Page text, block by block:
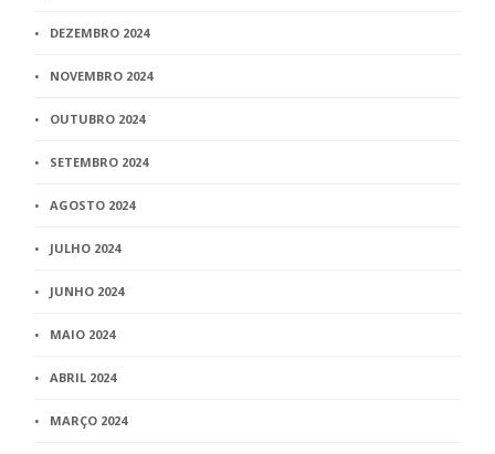
DEZEMBRO 2024
NOVEMBRO 2024
OUTUBRO 2024
SETEMBRO 2024
AGOSTO 2024
JULHO 2024
JUNHO 2024
MAIO 2024
ABRIL 2024
MARÇO 2024